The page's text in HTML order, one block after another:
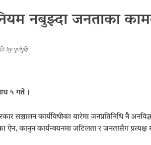
नबुझ्दा जनताका
byपूर्णपुष्टि
५ गते ।
सञ्चालन कार्यविधीका बारेमा जनप्रतिनिधि नै
ऐन, कानुन कार्यन्वयनमा जटिलता र जनतासँग प्रत्यक्ष